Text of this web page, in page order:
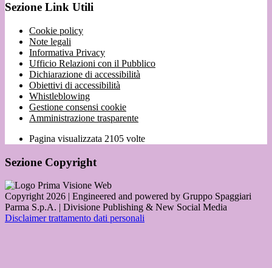
Sezione Link Utili
Cookie policy
Note legali
Informativa Privacy
Ufficio Relazioni con il Pubblico
Dichiarazione di accessibilità
Obiettivi di accessibilità
Whistleblowing
Gestione consensi cookie
Amministrazione trasparente
Pagina visualizzata 2105 volte
Sezione Copyright
Copyright 2026 | Engineered and powered by Gruppo Spaggiari
Parma S.p.A. | Divisione Publishing & New Social Media
Disclaimer trattamento dati personali